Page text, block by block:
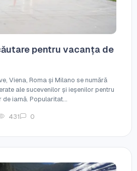
pentru vacanța de
Viena, Roma și Milano se numără
ale sucevenilor și ieșenilor pentru
iarnă. Popularitat...
431 0